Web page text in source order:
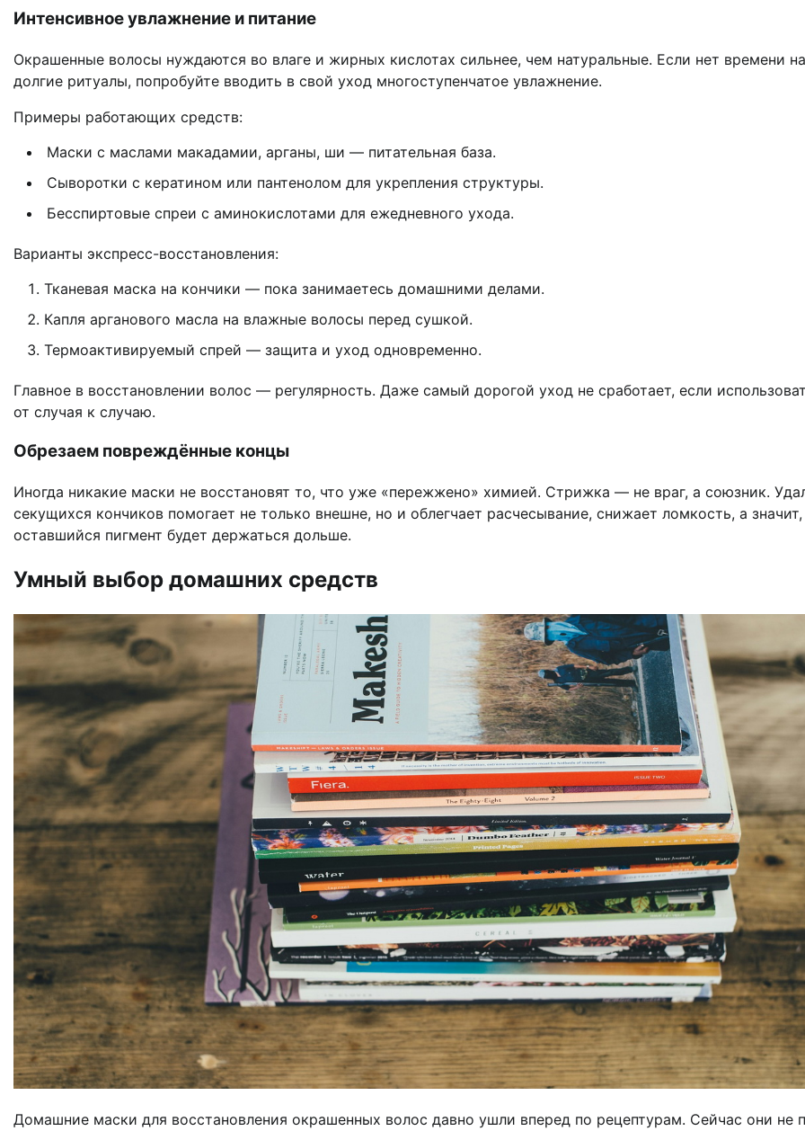
Интенсивное увлажнение и питание
Окрашенные волосы нуждаются во влаге и жирных кислотах сильнее, чем натуральные. Если нет времени на
долгие ритуалы, попробуйте вводить в свой уход многоступенчатое увлажнение.
Примеры работающих средств:
Маски с маслами макадамии, арганы, ши — питательная база.
Сыворотки с кератином или пантенолом для укрепления структуры.
Бесспиртовые спреи с аминокислотами для ежедневного ухода.
Варианты экспресс-восстановления:
Тканевая маска на кончики — пока занимаетесь домашними делами.
Капля арганового масла на влажные волосы перед сушкой.
Термоактивируемый спрей — защита и уход одновременно.
Главное в восстановлении волос — регулярность. Даже самый дорогой уход не сработает, если
от случая к случаю.
Обрезаем повреждённые концы
Иногда никакие маски не восстановят то, что уже «пережжено» химией. Стрижка — не враг, а союзник.
секущихся кончиков помогает не только внешне, но и облегчает расчесывание, снижает ломкость, а
оставшийся пигмент будет держаться дольше.
Умный выбор домашних средств
Домашние маски для восстановления окрашенных волос давно ушли вперед по рецептурам. Сейчас они не